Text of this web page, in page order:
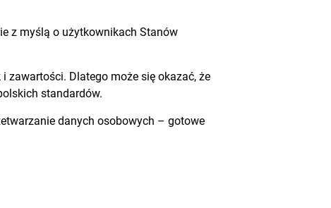
z myślą o użytkownikach Stanów
zawartości. Dlatego może się okazać, że
standardów.
danych osobowych – gotowe